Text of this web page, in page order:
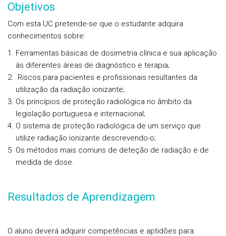
Objetivos
Com esta UC pretende-se que o estudante adquira
conhecimentos sobre:
Ferramentas básicas de dosimetria clínica e sua aplicação
às diferentes áreas de diagnóstico e terapia;
Riscos para pacientes e profissionais resultantes da
utilização da radiação ionizante;
Os princípios de proteção radiológica no âmbito da
legislação portuguesa e internacional;
O sistema de proteção radiológica de um serviço que
utilize radiação ionizante descrevendo-o;
Os métodos mais comuns de deteção de radiação e de
medida de dose.
Resultados de Aprendizagem
O aluno deverá adquirir competências e aptidões para: